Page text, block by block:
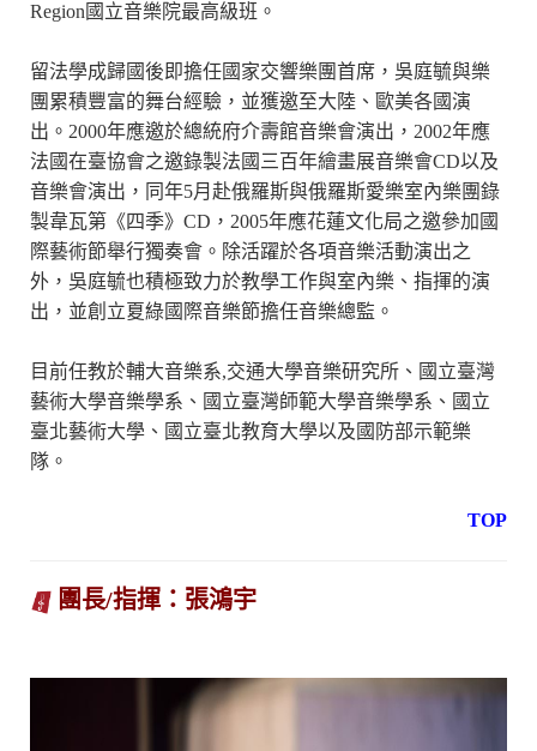
Region國立音樂院最高級班。
留法學成歸國後即擔任國家交響樂團首席，吳庭毓與樂
團累積豐富的舞台經驗，並獲邀至大陸、歐美各國演
出。2000年應邀於總統府介壽館音樂會演出，2002年應
法國在臺協會之邀錄製法國三百年繪畫展音樂會CD以及
音樂會演出，同年5月赴俄羅斯與俄羅斯愛樂室內樂團錄
製韋瓦第《四季》CD，2005年應花蓮文化局之邀參加國
際藝術節舉行獨奏會。除活躍於各項音樂活動演出之
外，吳庭毓也積極致力於教學工作與室內樂、指揮的演
出，並創立夏綠國際音樂節擔任音樂總監。
目前任教於輔大音樂系,交通大學音樂研究所、國立臺灣
藝術大學音樂學系、國立臺灣師範大學音樂學系、國立
臺北藝術大學、國立臺北教育大學以及國防部示範樂
隊。
TOP
團長/指揮：張鴻宇